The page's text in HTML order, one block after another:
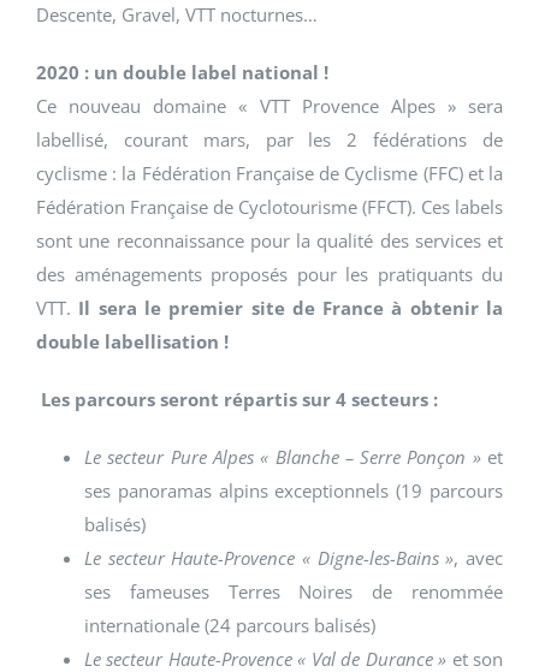
Descente, Gravel, VTT nocturnes…
2020 : un double label national !
Ce nouveau domaine « VTT Provence Alpes » sera
labellisé, courant mars, par les 2 fédérations de
cyclisme : la Fédération Française de Cyclisme (FFC) et la
Fédération Française de Cyclotourisme (FFCT). Ces labels
sont une reconnaissance pour la qualité des services et
des aménagements proposés pour les pratiquants du
VTT. Il sera le premier site de France à obtenir la
double labellisation !
Les parcours seront répartis sur 4 secteurs :
Le secteur Pure Alpes « Blanche – Serre Ponçon »et
ses panoramas alpins exceptionnels (19 parcours
balisés)
Le secteur Haute-Provence « Digne-les-Bains », avec
ses fameuses Terres Noires de renommée
internationale (24 parcours balisés)
Le secteur Haute-Provence « Val de Durance » et son